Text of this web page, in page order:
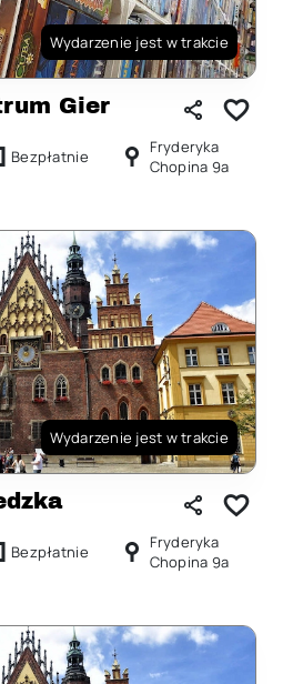
Wydarzenie jest w trakcie
Gier
Bezpłatnie
Fryderyka
Chopina 9a
Wydarzenie jest w trakcie
Bezpłatnie
Fryderyka
Chopina 9a